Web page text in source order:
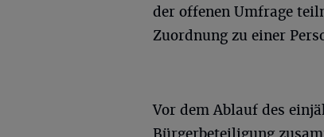
der offenen Umfrage
Zuordnung zu einer
Vor dem Ablauf des